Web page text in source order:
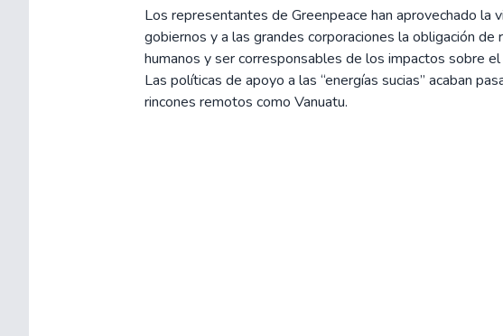
Los representantes de Greenpeace han aprovechado la
gobiernos y a las grandes corporaciones la obligación
humanos y ser corresponsables de los impactos sobre
Las políticas de apoyo a las “energías sucias” acaban
rincones remotos como Vanuatu.